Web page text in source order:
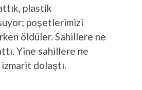
plastik
poşetlerimizi
öldüler. Sahillere ne
Yine sahillere ne
dolaştı.